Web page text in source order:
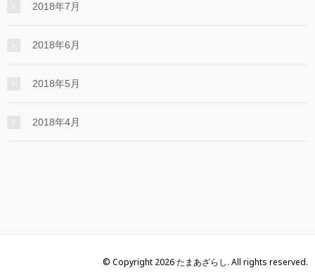
2018年7月
2018年6月
2018年5月
2018年4月
© Copyright 2026 たまあざらし. All rights reserved.